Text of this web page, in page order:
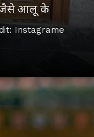
जैसे आलू के
Instagrame